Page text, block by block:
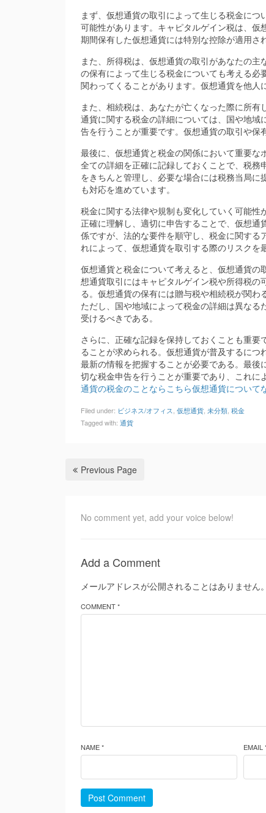
まず、仮想通貨の取引によって生じる税金に
可能性があります。キャピタルゲイン税は、
期間保有した仮想通貨には特別な控除が適用さ
また、所得税は、仮想通貨の取引があなたの
の保有によって生じる税金についても考える
関わってくることがあります。仮想通貨を他人
また、相続税は、あなたが亡くなった際に所
通貨に関する税金の詳細については、国や地
告を行うことが重要です。仮想通貨の取引や保
最後に、仮想通貨と税金の関係において重要
全ての詳細を正確に記録しておくことで、税
をきちんと管理し、必要な場合には税務当局
も対応を進めています。
税金に関する法律や規制も変化していく可能
正確に理解し、適切に申告することで、仮想
係ですが、法的な要件を順守し、税金に関す
れによって、仮想通貨を取引する際のリスクを
仮想通貨と税金について考えると、仮想通貨
想通貨取引にはキャピタルゲイン税や所得税
る。仮想通貨の保有には贈与税や相続税が関わ
ただし、国や地域によって税金の詳細は異な
受けるべきである。
さらに、正確な記録を保持しておくことも重
ることが求められる。仮想通貨が普及するにつ
最新の情報を把握することが必要である。最
切な税金申告を行うことが重要であり、これに
通貨の税金のことならこちら仮想通貨について
Filed under: ビジネス/オフィス 仮想通貨 未分類 税金
Tagged with: 通貨
Previous Page
No comment yet, add your voice below!
Add a Comment
メールアドレスが公開されることはありません。
COMMENT *
NAME * EMAIL
Post Comment